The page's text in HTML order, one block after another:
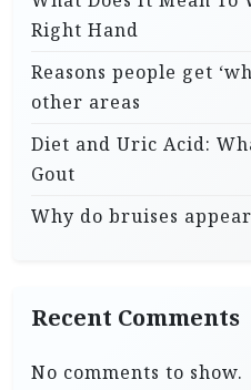
Right Hand
Reasons people get
other areas
Diet and Uric Acid:
Gout
Why do bruises
Recent Comments
No comments to show.